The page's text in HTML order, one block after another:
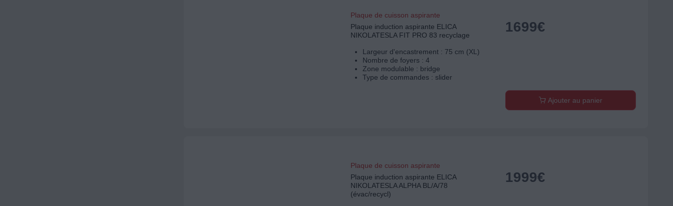
Plaque de cuisson aspirante
Plaque induction aspirante ELICA
NIKOLATESLA FIT PRO 83 recyclage
Largeur d'encastrement : 75 cm (XL)
Nombre de foyers : 4
Zone modulable : bridge
Type de commandes : slider
1699€
Ajouter au panier
Plaque de cuisson aspirante
Plaque induction aspirante ELICA
NIKOLATESLA ALPHA BL/A/78
(évac/recycl)
1999€